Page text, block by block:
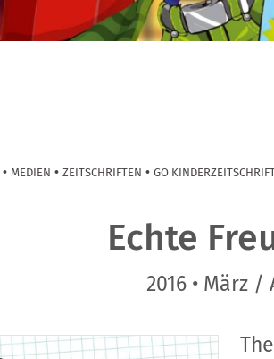
• MEDIEN • ZEITSCHRIFTEN • GO
Echte
2016 • März /